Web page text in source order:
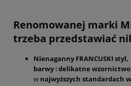
Renomowanej marki
trzeba przedstawiać
Nienaganny FRANCUSKI styl,
barwyi delikatne wzornictwo
w najwyższych standardach